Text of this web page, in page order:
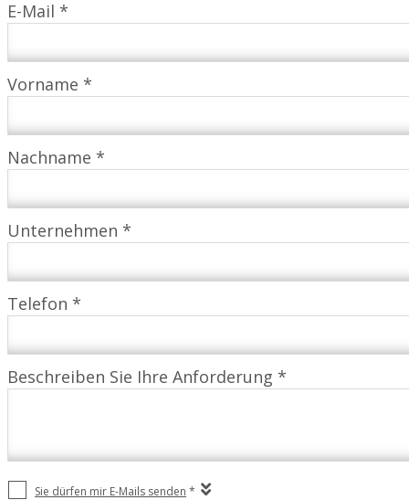
E-Mail *
Vorname *
Nachname *
Unternehmen *
Telefon *
Beschreiben Sie Ihre Anforderung *
Sie dürfen mir E-Mails senden *